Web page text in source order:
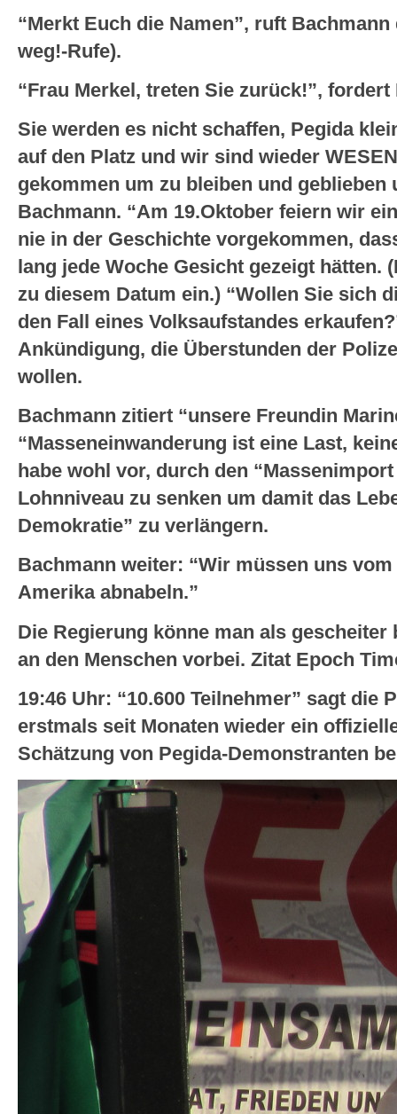
“Merkt Euch die Namen”, ruft
weg!-Rufe).
“Frau Merkel, treten Sie zurück!”, fordert
Sie werden es nicht schaffen, Pegida
auf den Platz und wir sind wieder
gekommen um zu bleiben und geblieben
Bachmann. “Am 19.Oktober feiern wir
nie in der Geschichte vorgekommen,
lang jede Woche Gesicht gezeigt hätten.
zu diesem Datum ein.) “Wollen Sie sich
den Fall eines Volksaufstandes
Ankündigung, die Überstunden der
wollen.
Bachmann zitiert “unsere Freundin
“Masseneinwanderung ist eine Last,
habe wohl vor, durch den
Lohnniveau zu senken um damit das
Demokratie” zu verlängern.
Bachmann weiter: “Wir müssen uns
Amerika abnabeln.”
Die Regierung könne man als
an den Menschen vorbei. Zitat Epoch
19:46 Uhr: “10.600 Teilnehmer” sagt die
erstmals seit Monaten wieder ein
Schätzung von Pegida-Demonstranten